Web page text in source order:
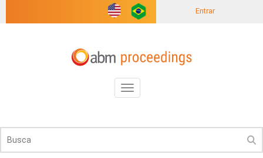
Entrar
Toggle
navigation